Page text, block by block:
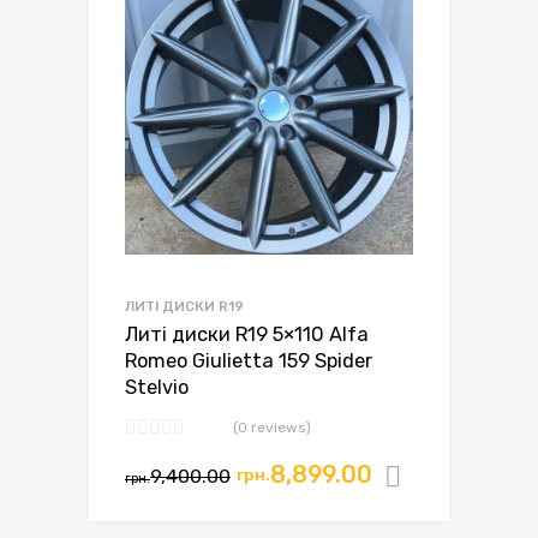
ЛИТІ ДИСКИ R19
Литі диски R19 5×110 Alfa
Romeo Giulietta 159 Spider
Stelvio
(0 reviews)
грн.9,400.00 Оригінальна
грн.8,899.00 Поточна